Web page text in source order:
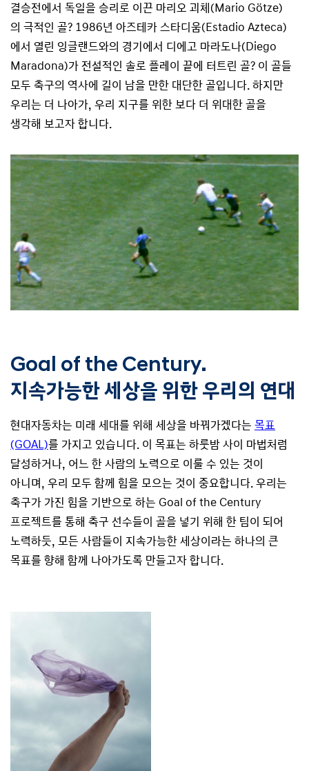
결승전에서 독일을 승리로 이끈 마리오 괴체(Mario Götze)
의 극적인 골? 1986년 아즈테카 스타디움(Estadio Azteca)
에서 열린 잉글랜드와의 경기에서 디에고 마라도나(Diego
Maradona)가 전설적인 솔로 플레이 끝에 터트린 골? 이 골들
모두 축구의 역사에 길이 남을 만한 대단한 골입니다. 하지만
우리는 더 나아가, 우리 지구를 위한 보다 더 위대한 골을
생각해 보고자 합니다.
Goal of the Century.
지속가능한 세상을 위한 우리의 연대
현대자동차는 미래 세대를 위해 세상을 바꿔가겠다는 목표
(GOAL)를 가지고 있습니다. 이 목표는 하룻밤 사이 마법처럼
달성하거나, 어느 한 사람의 노력으로 이룰 수 있는 것이
아니며, 우리 모두 함께 힘을 모으는 것이 중요합니다. 우리는
축구가 가진 힘을 기반으로 하는 Goal of the Century
프로젝트를 통해 축구 선수들이 골을 넣기 위해 한 팀이 되어
노력하듯, 모든 사람들이 지속가능한 세상이라는 하나의 큰
목표를 향해 함께 나아가도록 만들고자 합니다.